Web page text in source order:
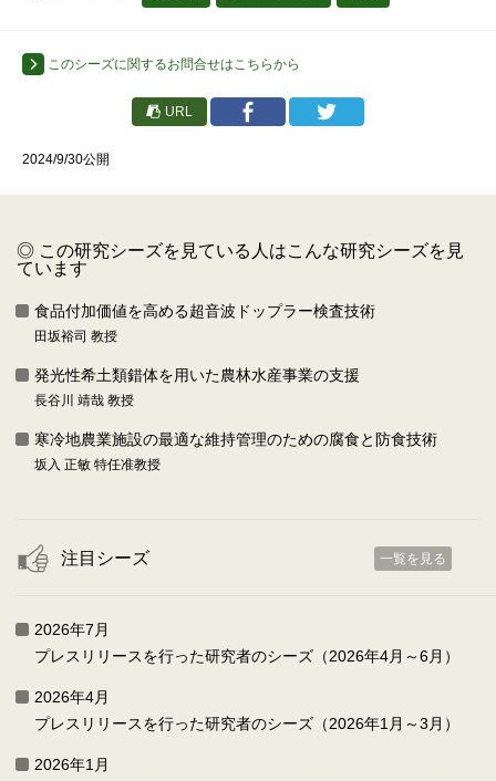
このシーズに関するお問合せはこちらから
URL
2024/9/30公開
◎ この研究シーズを見ている人はこんな研究シーズを見
ています
食品付加価値を高める超音波ドップラー検査技術
田坂裕司 教授
発光性希土類錯体を用いた農林水産事業の支援
長谷川 靖哉 教授
寒冷地農業施設の最適な維持管理のための腐食と防食技術
坂入 正敏 特任准教授
注目シーズ 一覧を見る
2026年7月
プレスリリースを行った研究者のシーズ（2026年4月～6月）
2026年4月
プレスリリースを行った研究者のシーズ（2026年1月～3月）
2026年1月